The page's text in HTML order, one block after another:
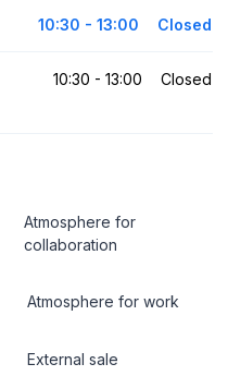
10:30 - 13:00 Closed
10:30 - 13:00 Closed
Atmosphere for
collaboration
Atmosphere for work
External sale